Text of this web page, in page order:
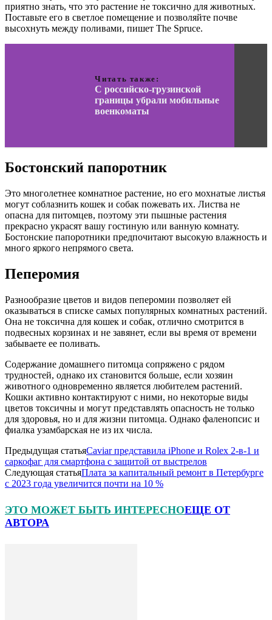
приятно знать, что это растение не токсично для животных.
Поставьте его в светлое помещение и позволяйте почве
высохнуть между поливами, пишет The Spruce.
Читать также:
С российско-грузинской
границы убрали мобильные
военкоматы
Бостонский папоротник
Это многолетнее комнатное растение, но его мохнатые листья
могут соблазнить кошек и собак пожевать их. Листва не
опасна для питомцев, поэтому эти пышные растения
прекрасно украсят вашу гостиную или ванную комнату.
Бостонские папоротники предпочитают высокую влажность и
много яркого непрямого света.
Пеперомия
Разнообразие цветов и видов пеперомии позволяет ей
оказываться в списке самых популярных комнатных растений.
Она не токсична для кошек и собак, отлично смотрится в
подвесных корзинах и не завянет, если вы время от времени
забываете ее поливать.
Содержание домашнего питомца сопряжено с рядом
трудностей, однако их становится больше, если хозяин
животного одновременно является любителем растений.
Кошки активно контактируют с ними, но некоторые виды
цветов токсичны и могут представлять опасность не только
для здоровья, но и для жизни питомца. Однако фаленопсис и
фиалка узамбарская не из их числа.
Предыдущая статьяCaviar представила iPhone и Rolex 2-в-1 и
саркофаг для смартфона с защитой от выстрелов
Следующая статьяПлата за капитальный ремонт в Петербурге
с 2023 года увеличится почти на 10 %
ЭТО МОЖЕТ БЫТЬ ИНТЕРЕСНОЕЩЕ ОТ
АВТОРА